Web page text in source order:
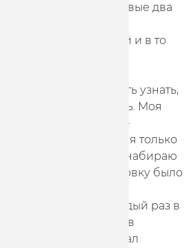
я готова. Видела первые два
в совершенно другой и в то
меня – возможность узнать,
чем стоит поработать. Моя
реализовалась –
шоу. В то же время я только
процесс и набираю
и времени на подготовку было
опытом каждый раз в
в шаге от победы – в
Никита Крюков стал